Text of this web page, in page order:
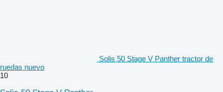
Solis 50 Stage V Panther tractor de
ruedas nuevo
10